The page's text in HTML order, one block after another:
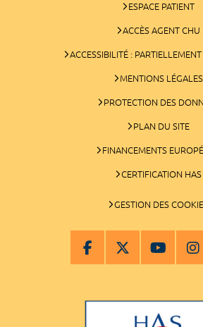
ESPACE PATIENT
ACCÈS AGENT CHU
ACCESSIBILITÉ :
MENTIONS LÉGALES
PROTECTION DES
PLAN DU SITE
FINANCEMENTS
CERTIFICATION HAS
GESTION DES